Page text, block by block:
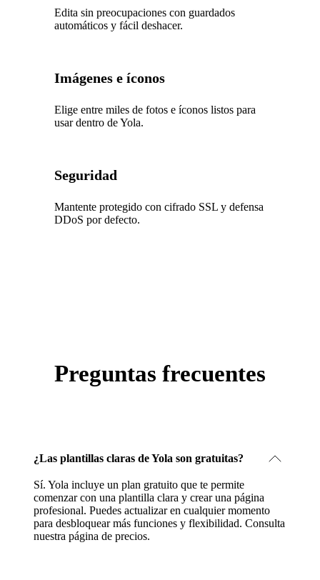
Edita sin preocupaciones con guardados
automáticos y fácil deshacer.
Imágenes e íconos
Elige entre miles de fotos e íconos listos para
usar dentro de Yola.
Seguridad
Mantente protegido con cifrado SSL y defensa
DDoS por defecto.
Preguntas frecuentes
¿Las plantillas claras de Yola son gratuitas?
Sí. Yola incluye un plan gratuito que te permite
comenzar con una plantilla clara y crear una página
profesional. Puedes actualizar en cualquier momento
para desbloquear más funciones y flexibilidad. Consulta
nuestra página de precios.